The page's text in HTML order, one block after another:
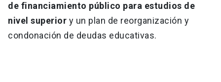
de financiamiento público para estudios de
nivel superior y un plan de reorganización y
condonación de deudas educativas.